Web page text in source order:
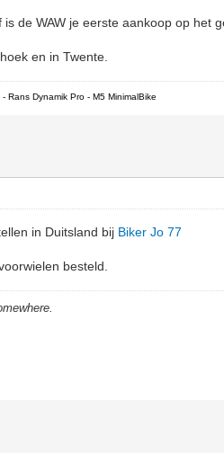
de WAW je eerste aankoop op het
en in Twente.
- Rans Dynamik Pro - M5 MinimalBike
in Duitsland bij Biker Jo 77
besteld.